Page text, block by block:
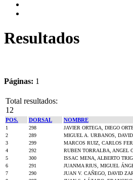
Resultados
Páginas: 1
Total resultados:
12
POS. DORSAL NOMBRE
1 298 JAVIER ORTEGA, DIEGO
2
289 MIGUEL A. URBANOS,
3
299 MARCOS RUIZ, CARLOS
4
292 RUBEN TORRALBA, ANGEL
5
300 ISSAC MENA, ALBERTO
6
291 JUANMA RIUS, MIGUEL
7
290 JUAN V. CAÑEGO, DAVID